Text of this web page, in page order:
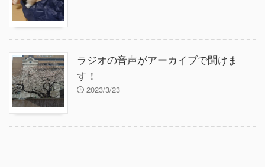
ラジオの音声がアーカイブで聞けま
す！
2023/3/23